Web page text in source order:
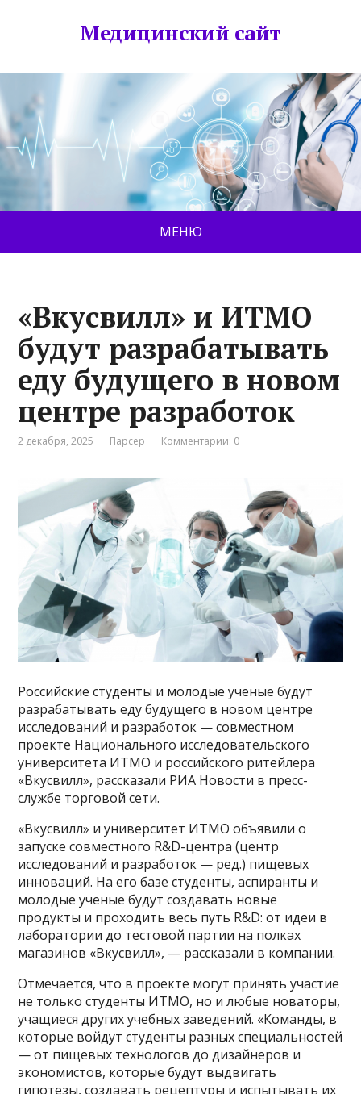
Медицинский сайт
МЕНЮ
«Вкусвилл» и ИТМО
будут разрабатывать
еду будущего в новом
центре разработок
2 декабря, 2025 Парсер Комментарии: 0
Российские студенты и молодые ученые будут
разрабатывать еду будущего в новом центре
исследований и разработок — совместном
проекте Национального исследовательского
университета ИТМО и российского ритейлера
«Вкусвилл», рассказали РИА Новости в пресс-
службе торговой сети.
«Вкусвилл» и университет ИТМО объявили о
запуске совместного R&D-центра (центр
исследований и разработок — ред.) пищевых
инноваций. На его базе студенты, аспиранты и
молодые ученые будут создавать новые
продукты и проходить весь путь R&D: от идеи в
лаборатории до тестовой партии на полках
магазинов «Вкусвилл», — рассказали в компании.
Отмечается, что в проекте могут принять участие
не только студенты ИТМО, но и любые новаторы,
учащиеся других учебных заведений. «Команды, в
которые войдут студенты разных специальностей
— от пищевых технологов до дизайнеров и
экономистов, которые будут выдвигать
гипотезы, создавать рецептуры и испытывать их